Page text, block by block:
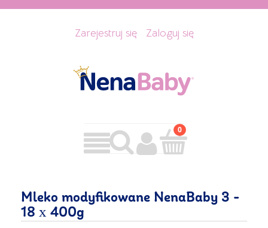
Zarejestruj się Zaloguj się
Mleko modyfikowane NenaBaby 3 -
18 x 400g